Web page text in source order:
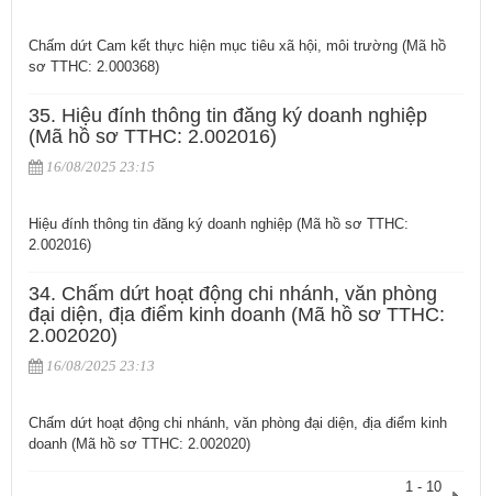
Chấm dứt Cam kết thực hiện mục tiêu xã hội, môi trường (Mã hồ
sơ TTHC: 2.000368)
35. Hiệu đính thông tin đăng ký doanh nghiệp
(Mã hồ sơ TTHC: 2.002016)
16/08/2025 23:15
Hiệu đính thông tin đăng ký doanh nghiệp (Mã hồ sơ TTHC:
2.002016)
34. Chấm dứt hoạt động chi nhánh, văn phòng
đại diện, địa điểm kinh doanh (Mã hồ sơ TTHC:
2.002020)
16/08/2025 23:13
Chấm dứt hoạt động chi nhánh, văn phòng đại diện, địa điểm kinh
doanh (Mã hồ sơ TTHC: 2.002020)
1 - 10